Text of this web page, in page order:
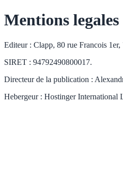
Mentions legales
Editeur : Clapp, 80 rue Francois
SIRET : 94792490800017.
Directeur de la publication :
Hebergeur : Hostinger International